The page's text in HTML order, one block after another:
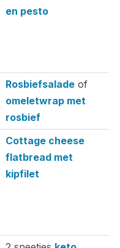
en pesto
Rosbiefsaladeof
omeletwrap met
rosbief
Cottage cheese
flatbread met
kipfilet